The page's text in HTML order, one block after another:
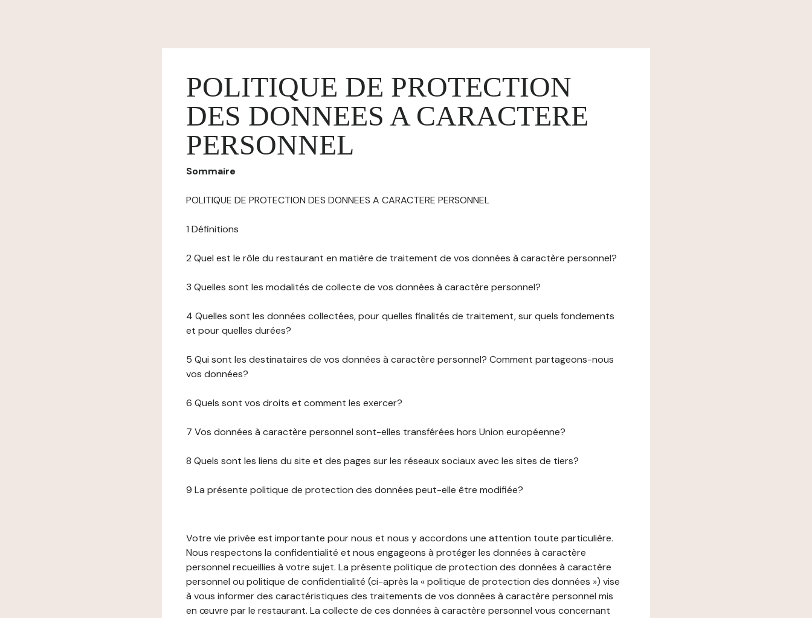
POLITIQUE DE PROTECTION
DES DONNEES A CARACTERE
PERSONNEL
Sommaire
POLITIQUE DE PROTECTION DES DONNEES A CARACTERE PERSONNEL
1 Définitions
2 Quel est le rôle du restaurant en matière de traitement de vos données à caractère personnel?
3 Quelles sont les modalités de collecte de vos données à caractère personnel?
4 Quelles sont les données collectées, pour quelles finalités de traitement, sur quels fondements
et pour quelles durées?
5 Qui sont les destinataires de vos données à caractère personnel? Comment partageons-nous
vos données?
6 Quels sont vos droits et comment les exercer?
7 Vos données à caractère personnel sont-elles transférées hors Union européenne?
8 Quels sont les liens du site et des pages sur les réseaux sociaux avec les sites de tiers?
9 La présente politique de protection des données peut-elle être modifiée?
Votre vie privée est importante pour nous et nous y accordons une attention toute particulière.
Nous respectons la confidentialité et nous engageons à protéger les données à caractère
personnel recueillies à votre sujet. La présente politique de protection des données à caractère
personnel ou politique de confidentialité (ci-après la « politique de protection des données ») vise
à vous informer des caractéristiques des traitements de vos données à caractère personnel mis
en œuvre par le restaurant. La collecte de ces données à caractère personnel vous concernant